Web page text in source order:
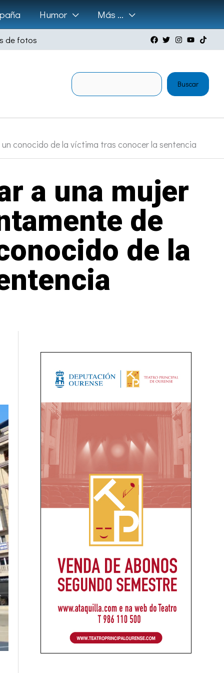
Humor Más …
de fotos
Buscar
conocido de la víctima tras conocer la sentencia
a una mujer
de
de la